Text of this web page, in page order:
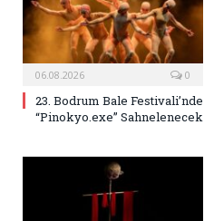
06.08.2026 0
23. Bodrum Bale Festivali’nde
“Pinokyo.exe” Sahnelenecek